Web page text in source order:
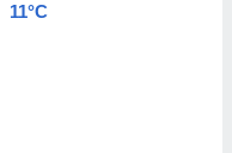
11°C